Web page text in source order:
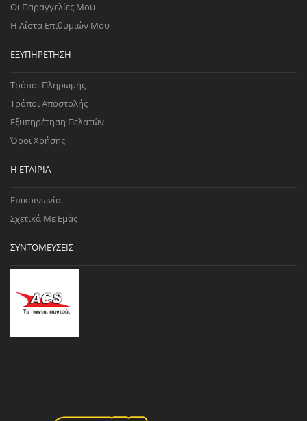
Οι Παραγγελίες Μου
Η Λίστα Επιθυμιών Μου
ΕΞΥΠΗΡΈΤΗΣΗ
Τρόποι Πληρωμής
Τρόποι Αποστολής
Εξυπηρέτηση Πελατών
Όροι Χρήσης
Η ΕΤΑΙΡΊΑ
Επικοινωνία
Σχετικά Με Εμάς
ΣΥΝΤΟΜΕΎΣΕΙΣ